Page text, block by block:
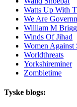
Watts Up With
We Are
William M
Winds Of Jihad
Women Against
Worldthreats
Yorkshireminer
Zombietime
Tyske blogs: